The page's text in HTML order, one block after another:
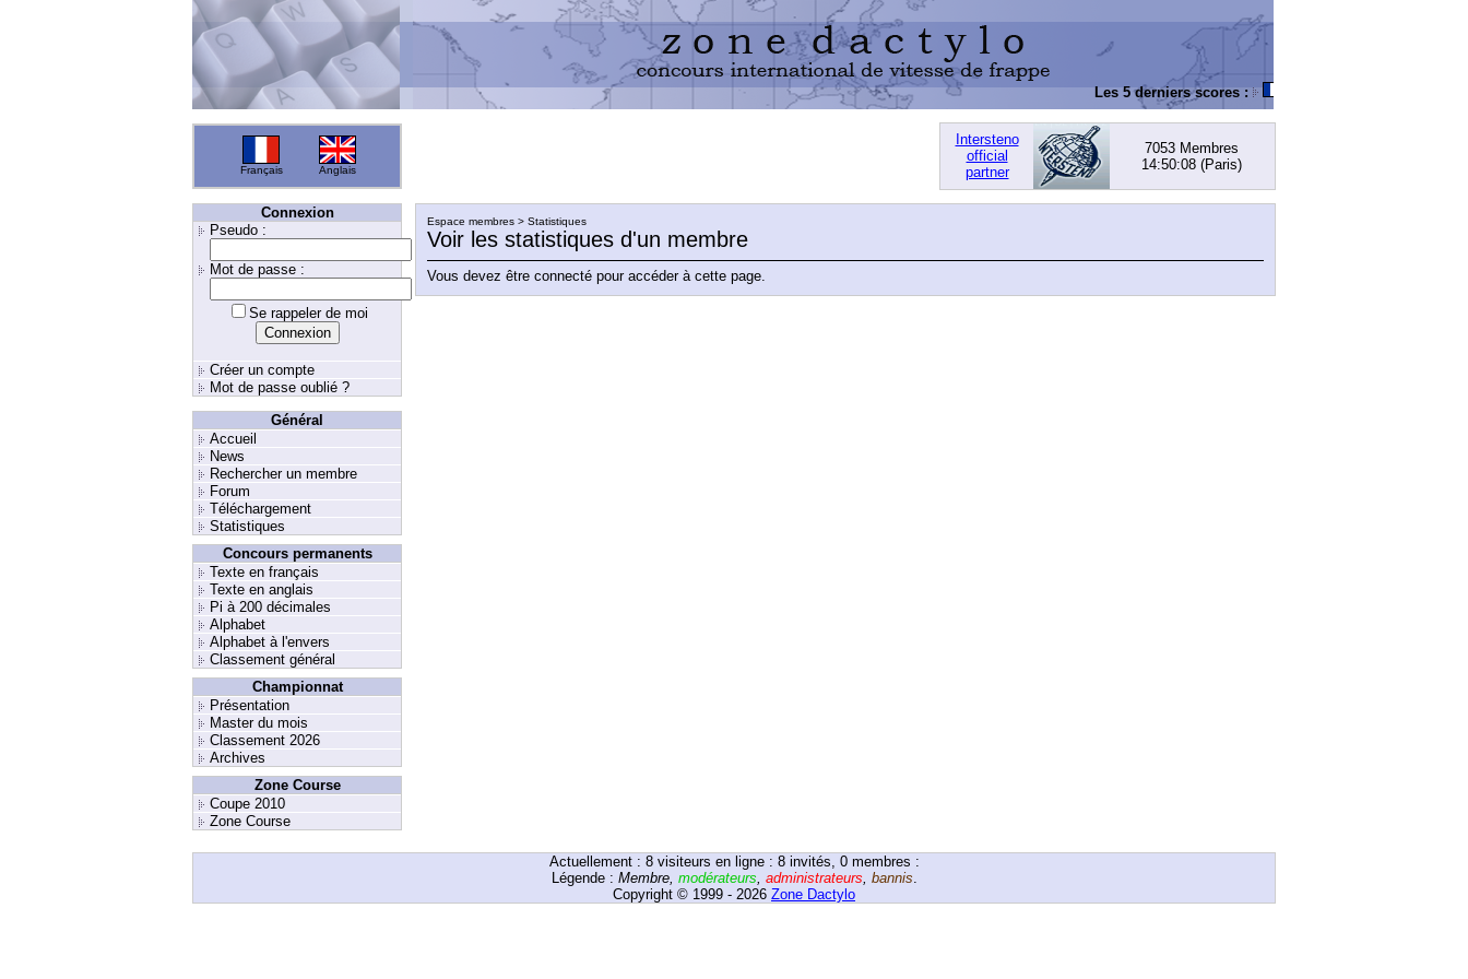
Les 5 derniers scores :
Français Anglais
Intersteno
official
partner
7053 Membres
14:50:08(Paris)
Connexion
Pseudo :
Mot de passe :
Se rappeler de moi
Créer un compte
Mot de passe oublié ?
Général
Accueil
News
Rechercher un membre
Forum
Téléchargement
Statistiques
Concours permanents
Texte en français
Texte en anglais
Pi à 200 décimales
Alphabet
Alphabet à l'envers
Classement général
Championnat
Présentation
Master du mois
Classement 2026
Archives
Zone Course
Coupe 2010
Zone Course
Espace membres > Statistiques
Voir les statistiques d'un membre
Vous devez être connecté pour accéder à cette page.
Actuellement : 8visiteurs en ligne : 8 invités, 0 membres :
Légende : Membre, modérateurs, administrateurs, bannis.
Copyright © 1999 - 2026 Zone Dactylo